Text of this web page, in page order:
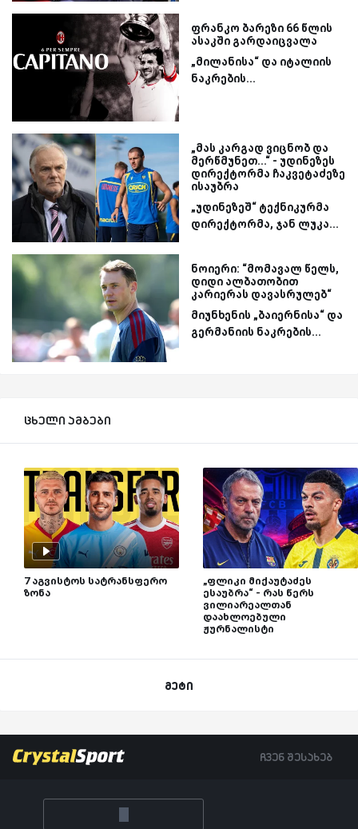
ფრანკო ბარეზი 66 წლის
ასაკში გარდაიცვალა
„მილანისა“ და იტალიის
ნაკრების...
„მას კარგად ვიცნობ და
მერწმუნეთ...“ - უდინეზეს
დირექტორმა ჩაკვეტაძეზე
ისაუბრა
„უდინეზეშ“ ტექნიკურმა
დირექტორმა, ჯან ლუკა...
ნოიერი: “მომავალ წელს,
დიდი ალბათობით
კარიერას დავასრულებ“
მიუნხენის „ბაიერნისა“ და
გერმანიის ნაკრების...
ცხელი ამბები
7 აგვისტოს სატრანსფერო
ზონა
„ფლიკი მიქაუტაძეს
ესაუბრა“ - რას წერს
ვილიარეალთან
დაახლოებული
ჟურნალისტი
მეტი
ჩვენ შესახებ